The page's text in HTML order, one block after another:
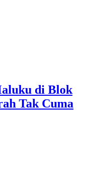
di Blok
Tak Cuma